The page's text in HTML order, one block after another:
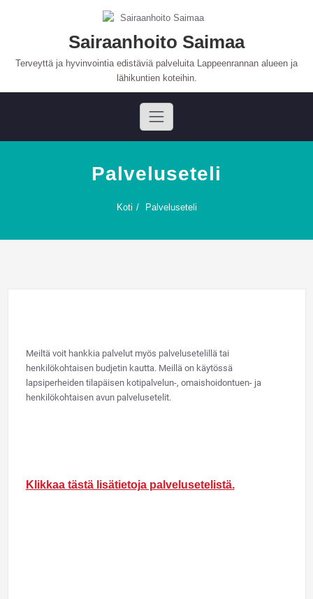
Sairaanhoito Saimaa
Terveyttä ja hyvinvointia edistäviä palveluita Lappeenrannan alueen ja
lähikuntien koteihin.
Palveluseteli
Koti Palveluseteli
Meiltä voit hankkia palvelut myös palvelusetelillä tai
henkilökohtaisen budjetin kautta. Meillä on käytössä
lapsiperheiden tilapäisen kotipalvelun-, omaishoidontuen- ja
henkilökohtaisen avun palvelusetelit.
Klikkaa tästä lisätietoja palvelusetelistä.